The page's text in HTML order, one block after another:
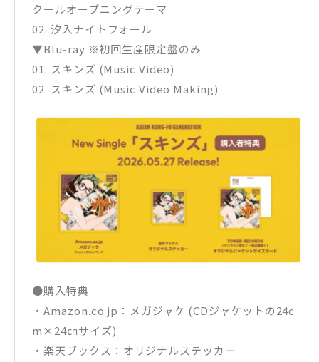
クールオープニングテーマ
02. 汐入ナイトフォール
▼Blu-ray ※初回生産限定盤のみ
01. スキンズ (Music Video)
02. スキンズ (Music Video Making)
●購入特典
・Amazon.co.jp：メガジャケ (CDジャケットの24c
m×24㎝サイズ)
・楽天ブックス：オリジナルステッカー